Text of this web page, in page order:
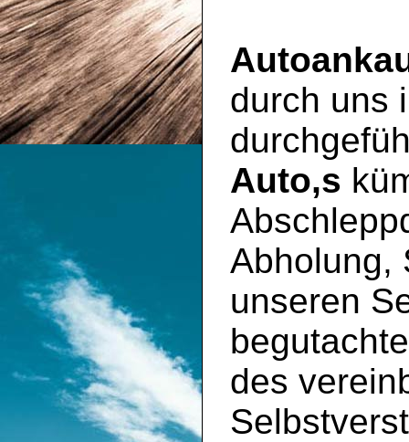
durch uns
Auto,s
Abholung,
unseren
des